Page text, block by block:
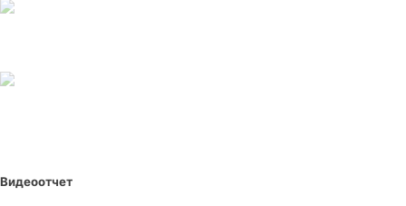
Видеоотчет